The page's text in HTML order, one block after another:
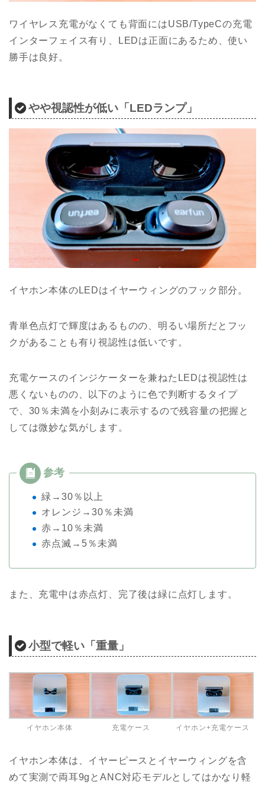
ワイヤレス充電がなくても背面にはUSB/TypeCの充電
インターフェイス有り、LEDは正面にあるため、使い
勝手は良好。
やや視認性が低い「LEDランプ」
イヤホン本体のLEDはイヤーウィングのフック部分。
青単色点灯で輝度はあるものの、明るい場所だとフッ
クがあることも有り視認性は低いです。
充電ケースのインジケーターを兼ねたLEDは視認性は
悪くないものの、以下のように色で判断するタイプ
で、30％未満を小刻みに表示するので残容量の把握と
しては微妙な気がします。
緑→30％以上
オレンジ→30％未満
赤→10％未満
赤点滅→5％未満
また、充電中は赤点灯、完了後は緑に点灯します。
小型で軽い「重量」
イヤホン本体 充電ケース イヤホン+充電ケース
イヤホン本体は、イヤーピースとイヤーウィングを含
めて実測で両耳9gとANC対応モデルとしてはかなり軽